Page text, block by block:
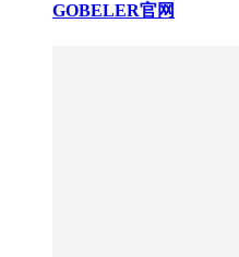
GOBELER官网